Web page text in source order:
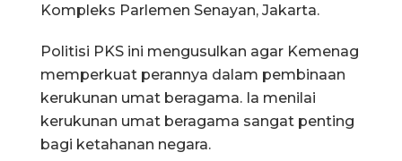
Kompleks Parlemen Senayan, Jakarta.
Politisi PKS ini mengusulkan agar Kemenag
memperkuat perannya dalam pembinaan
kerukunan umat beragama. Ia menilai
kerukunan umat beragama sangat penting
bagi ketahanan negara.